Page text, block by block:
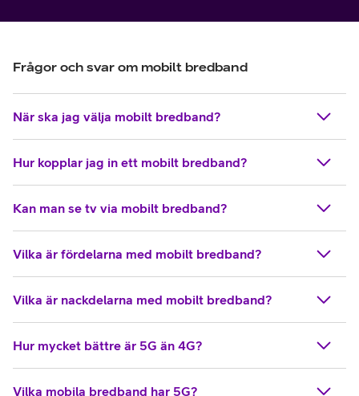
Frågor och svar om mobilt bredband
När ska jag välja mobilt bredband?
Hur kopplar jag in ett mobilt bredband?
Kan man se tv via mobilt bredband?
Vilka är fördelarna med mobilt bredband?
Vilka är nackdelarna med mobilt bredband?
Hur mycket bättre är 5G än 4G?
Vilka mobila bredband har 5G?